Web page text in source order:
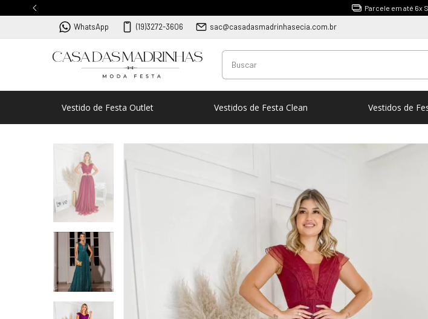
1ºTroca Gratuita e
WhatsApp (19)3272-3606 sac@casadasmadrinhasecia.com.br
Vestido de Festa Outlet Vestidos de Festa Clean Vestidos de